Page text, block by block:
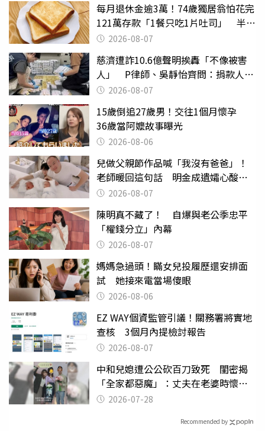
每月退休金逾3萬！74歲獨居翁怕花完
121萬存款「1餐只吃1片吐司」 半年
後暴瘦嚇壞女兒
2026-08-07
慈濟遭詐10.6億聲明挨轟「不像被害
人」 P律師、吳靜怡齊問：捐款人有
權知道真相
2026-08-07
15歲倒追27歲男！交往1個月懷孕
36歲當阿嬤故事曝光
2026-08-06
兒做父親節作品喊「我沒有爸爸」！
老師暖回這句話 明金成遺孀心酸惹
淚 2026-08-07
陳明真不藏了！ 自爆與老公季忠平
「權錢分立」內幕
2026-08-07
媽媽急過頭！瞞女兒投履歷還安排面
試 她接來電當場傻眼
2026-08-06
EZ WAY個資監管引議！關務署將實地
查核 3個月內提檢討報告
2026-08-07
中和兒媳遭公公砍百刀致死 閨密揭
「全家都惡魔」：丈夫在老婆時懷孕
摔東西
2026-07-28
Recommended by